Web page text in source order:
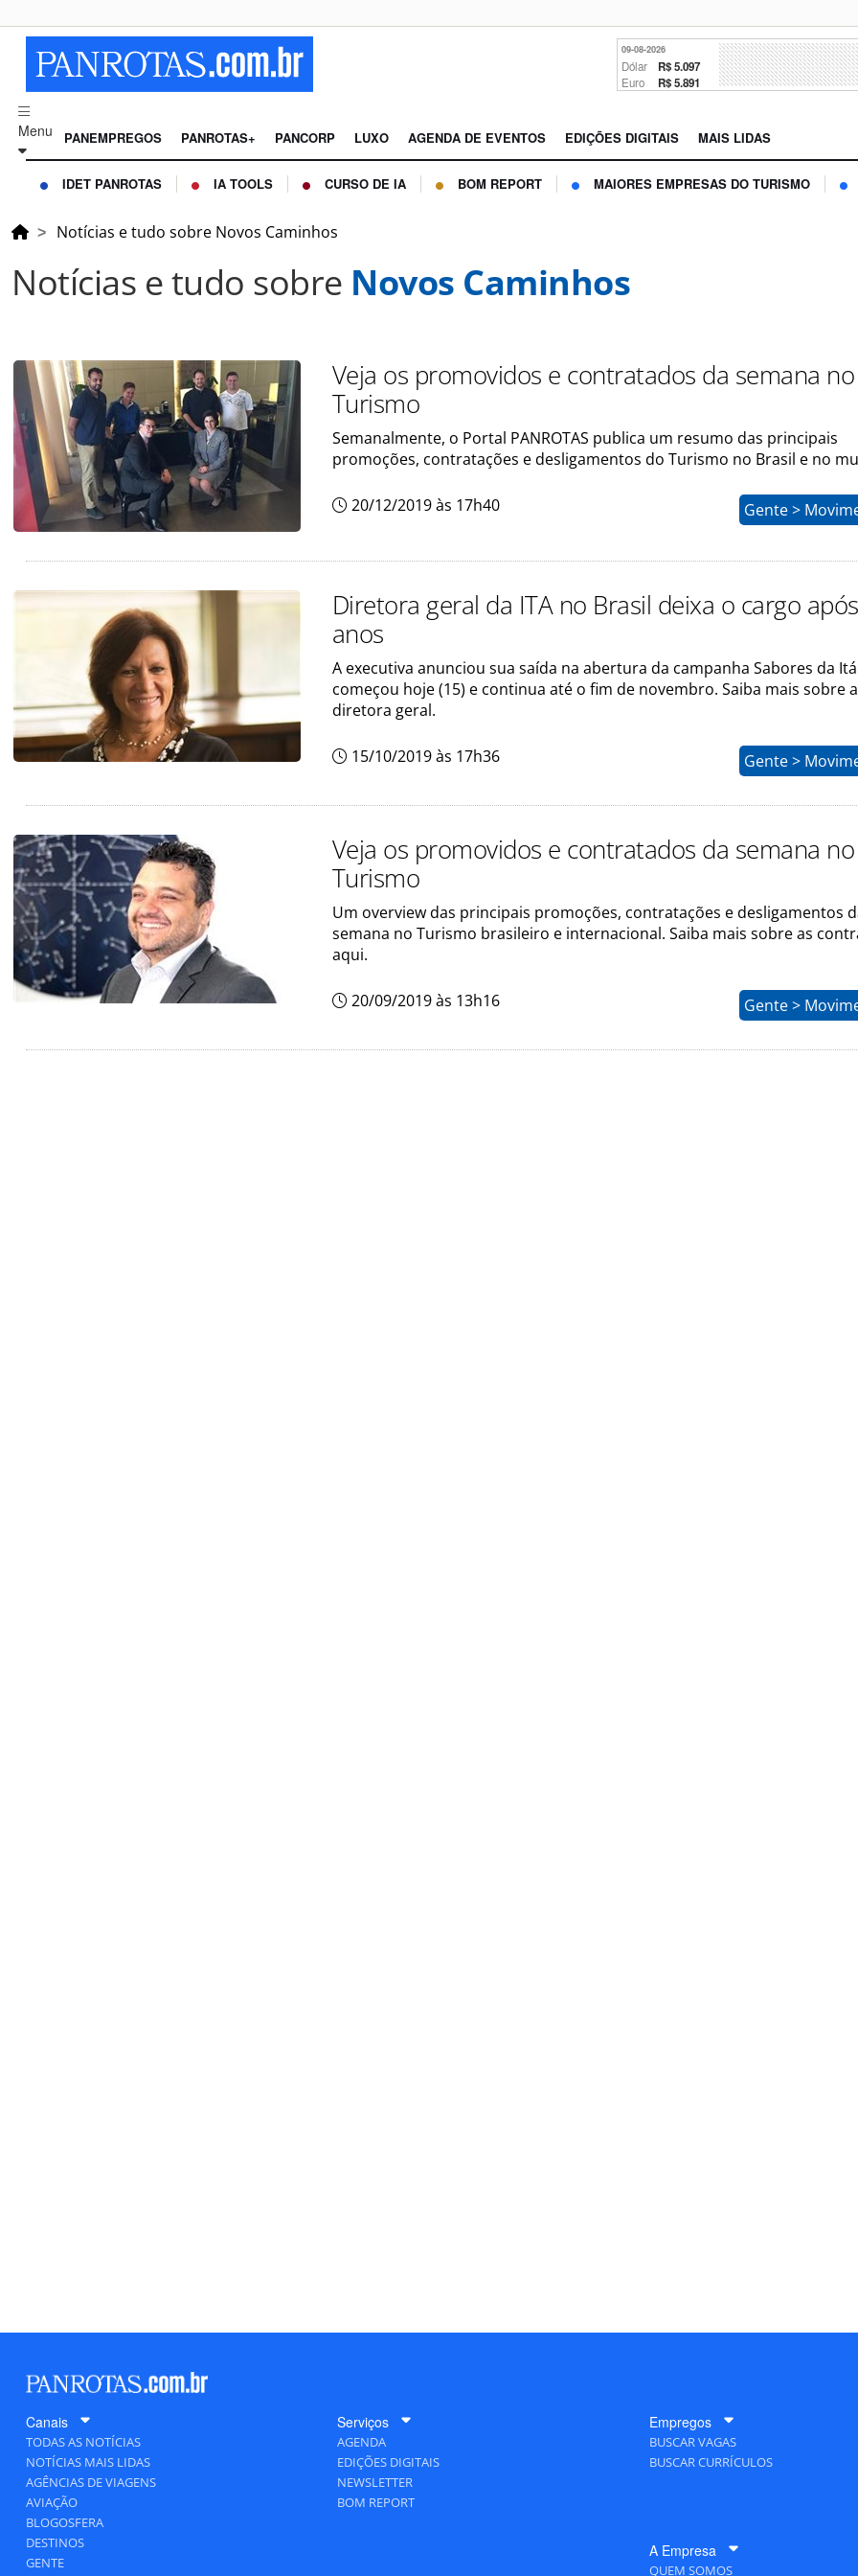
09-08-2026
Dólar R$ 5.097
Euro R$ 5.891
Menu PANEMPREGOS PANROTAS+ PANCORP LUXO AGENDA DE EVENTOS EDIÇÕES DIGITAIS MAIS LIDAS
IDET PANROTAS IA TOOLS CURSO DE IA BOM REPORT MAIORES EMPRESAS DO TURISMO
Notícias e tudo sobre Novos Caminhos
Notícias e tudo sobre Novos Caminhos
Veja os promovidos e contratados da semana no
Turismo
Semanalmente, o Portal PANROTAS publica um resumo das principais
promoções, contratações e desligamentos do Turismo no Brasil e no
20/12/2019 às 17h40 Gente >
Diretora geral da ITA no Brasil deixa o cargo
anos
A executiva anunciou sua saída na abertura da campanha Sabores da
começou hoje (15) e continua até o fim de novembro. Saiba mais sobre a
diretora geral.
15/10/2019 às 17h36 Gente >
Veja os promovidos e contratados da semana no
Turismo
Um overview das principais promoções, contratações e desligamentos
semana no Turismo brasileiro e internacional. Saiba mais sobre as
aqui.
20/09/2019 às 13h16 Gente >
Canais
TODAS AS NOTÍCIAS
NOTÍCIAS MAIS LIDAS
AGÊNCIAS DE VIAGENS
AVIAÇÃO
BLOGOSFERA
DESTINOS
GENTE
Serviços
AGENDA
EDIÇÕES DIGITAIS
NEWSLETTER
BOM REPORT
Empregos
BUSCAR VAGAS
BUSCAR CURRÍCULOS
A Empresa
QUEM SOMOS